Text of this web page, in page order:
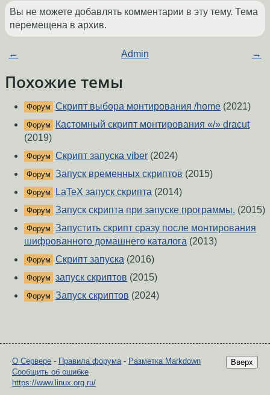
Вы не можете добавлять комментарии в эту тему. Тема
перемещена в архив.
← Admin →
Похожие темы
Форум Скрипт выбора монтирования /home (2021)
Форум
Кастомный скрипт монтирования «/» dracut
(2019)
Форум Скрипт запуска viber (2024)
Форум Запуск временных скриптов (2015)
Форум LaTeX запуск скрипта (2014)
Форум Запуск скрипта при запуске программы. (2015)
Форум Запустить скрипт сразу после монтирования
шифрованного домашнего каталога (2013)
Форум Скрипт запуска (2016)
Форум запуск скриптов (2015)
Форум Запуск скриптов (2024)
Вверх
О Сервере - Правила форума - Разметка Markdown
Сообщить об ошибке
https://www.linux.org.ru/